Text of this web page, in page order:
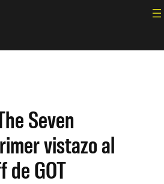
Seven
vistazo al
de GOT